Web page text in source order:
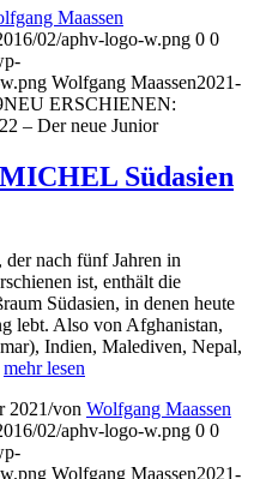
Maassen
02/aphv-logo-w.png 0 0
Wolfgang Maassen2021-
NEU ERSCHIENEN:
– Der neue Junior
Südasien
nach fünf Jahren in
ist, enthält die
Südasien, in denen heute
lebt. Also von Afghanistan,
Indien, Malediven, Nepal,
mehr lesen
2021/von Wolfgang Maassen
02/aphv-logo-w.png 0 0
Wolfgang Maassen2021-